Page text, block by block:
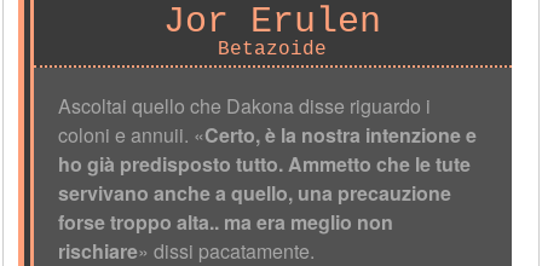
Jor Erulen
Betazoide
Ascoltai quello che Dakona disse riguardo i
coloni e annuii. «Certo, è la nostra intenzione e
ho già predisposto tutto. Ammetto che le tute
servivano anche a quello, una precauzione
forse troppo alta.. ma era meglio non
rischiare» dissi pacatamente.